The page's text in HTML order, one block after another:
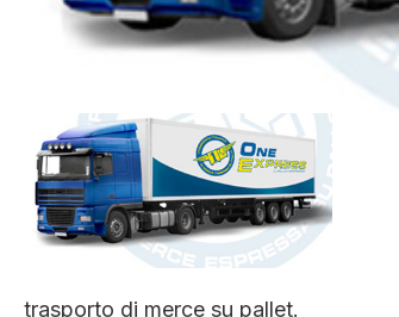
trasporto di merce su pallet.